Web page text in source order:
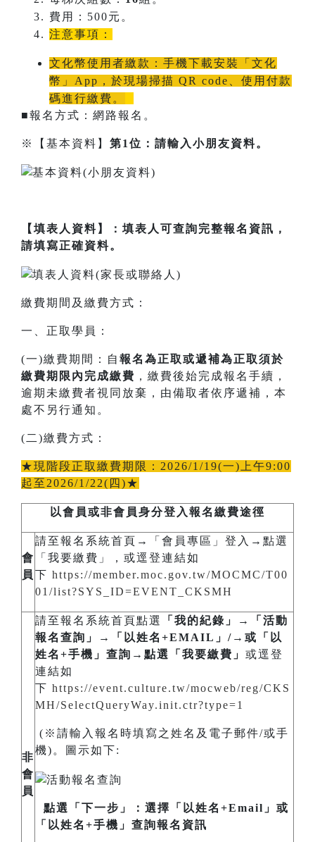
費用：500元。
注意事項：
文化幣使用者繳款：手機下載安裝「文化
幣」App，於現場掃描 QR code、使用付款
碼進行繳費。
■報名方式：網路報名。
※【基本資料】 第1位：請輸入小朋友資料。
【填表人資料】：填表人可查詢完整報名資訊，
請填寫正確資料。
繳費期間及繳費方式：
一、正取學員：
(一)繳費期間：自 報名為正取或遞補為正取須於
繳費期限內完成繳費 ，繳費後始完成報名手續，
逾期未繳費者視同放棄，由備取者依序遞補，本
處不另行通知。
(二)繳費方式：
★現階段正取繳費期限：2026/1/19(一)上午9:00
起至2026/1/22(四)★
以會員或非會員身分登入報名繳費途徑
會
員
請至報名系統首頁→「會員專區」登入→點選
「我要繳費」，或逕登連結如
下 https://member.moc.gov.tw/MOCMC/T00
01/list?SYS_ID=EVENT_CKSMH
非
會
員
請至報名系統首頁點選
「我的紀錄」→「活動
報名查詢」→「以姓名+EMAIL」/→或「以
姓名+手機」查詢→點選「我要繳費」 或逕登
連結如
下 https://event.culture.tw/mocweb/reg/CKS
MH/SelectQueryWay.init.ctr?type=1
(※請輸入報名時填寫之姓名及電子郵件/或手
機)。圖示如下:
點選「下一步」：選擇「以姓名+Email」或
「以姓名+手機」查詢報名資訊